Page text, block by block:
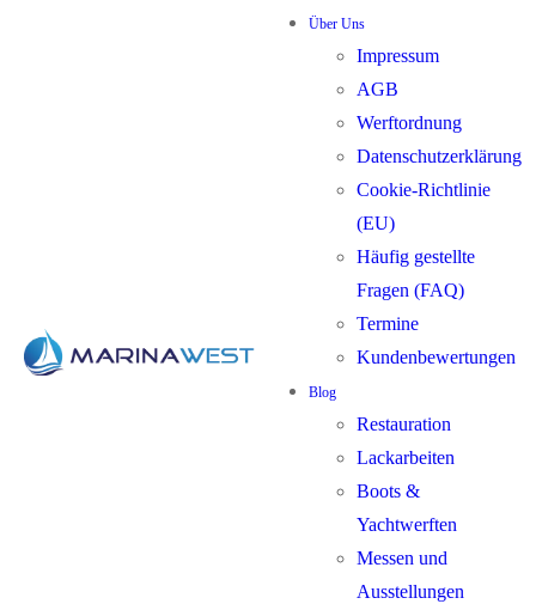
Über Uns
Impressum
AGB
Werftordnung
Datenschutzerklärung
Cookie-Richtlinie
(EU)
Häufig gestellte
Fragen (FAQ)
Termine
Kundenbewertungen
Blog
Restauration
Lackarbeiten
Boots &
Yachtwerften
Messen und
Ausstellungen